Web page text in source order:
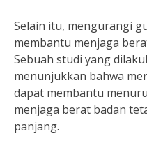
Selain itu, mengurangi
membantu menjaga
Sebuah studi yang
menunjukkan bahwa
dapat membantu
menjaga berat badan
panjang.